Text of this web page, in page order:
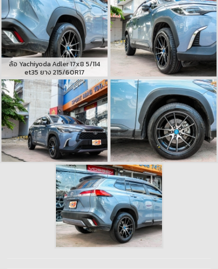
ล้อ Yachiyoda Adler 17x8 5/114
et35 ยาง 215/60R17